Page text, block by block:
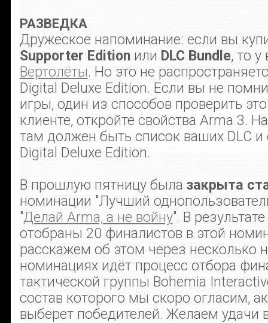
РАЗВЕДКА
Дружеское напоминание: если вы
Supporter Editionили DLC Bundle, то у
Вертолёты. Но это не
Digital Deluxe Edition. Если вы не
игры, один из способов проверить
клиенте, откройте свойства Arma 3.
там должен быть список ваших DLC
Digital Deluxe Edition.
В прошлую пятницу была закрыта
номинации "Лучший
"Делай Arma, а не войну". В
отобраны 20 финалистов в этой
расскажем об этом через несколько
номинациях идёт процесс отбора
тактической группы Bohemia
состав которого мы скоро огласим,
выберет победителей. Желаем удачи